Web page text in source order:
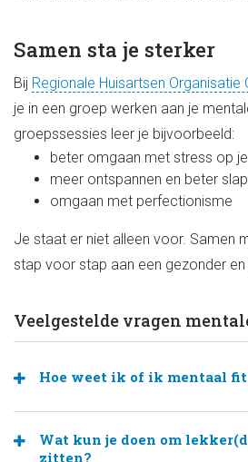
Samen sta je sterker
Bij Regionale Huisartsen Organisatie
je in een groep werken aan je
groepssessies leer je bijvoorbeeld:
beter omgaan met stress op
meer ontspannen en beter
omgaan met perfectionisme
Je staat er niet alleen voor. Samen
stap voor stap aan een gezonder
Veelgestelde vragen
Hoe weet ik of ik mentaal fit
Wat kun je doen om
zitten?